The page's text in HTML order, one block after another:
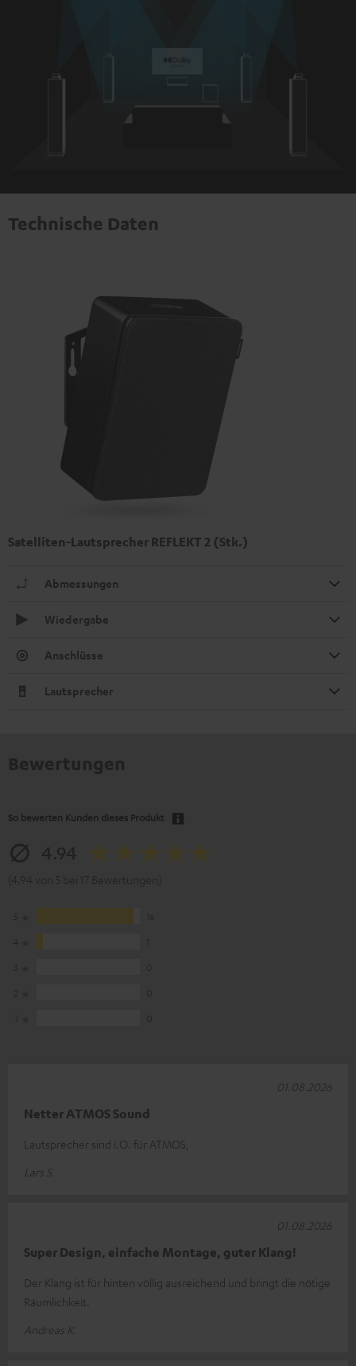
Technische Daten
Satelliten-Lautsprecher REFLEKT 2 (Stk.)
Abmessungen
Wiedergabe
Anschlüsse
Lautsprecher
So bewerten Kunden dieses Produkt
Netter ATMOS Sound
Lautsprecher sind i.O. für ATMOS,
Lars S.
01.08.2026
Super Design, einfache Montage, guter Klang!
Der Klang ist für hinten völlig ausreichend und bringt die nötige
Räumlichkeit.
Andreas K.
01.08.2026